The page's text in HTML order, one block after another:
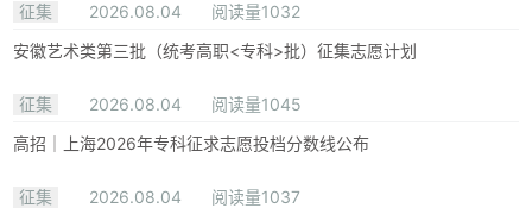
征集 2026.08.04
阅读量1032
安徽艺术类第三批（统考高职<专科>批）征集志愿计划
征集 2026.08.04
阅读量1045
高招｜上海2026年专科征求志愿投档分数线公布
征集 2026.08.04
阅读量1037